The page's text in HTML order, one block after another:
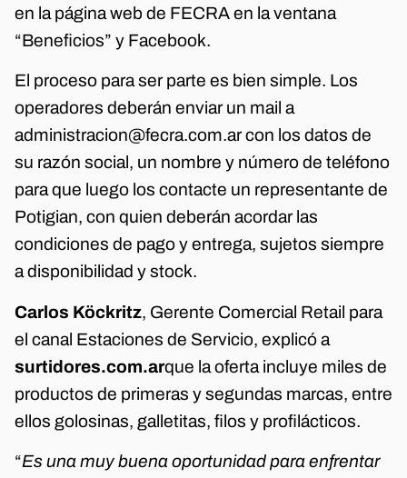
en la página web de FECRA en la ventana
“Beneficios” y Facebook.
El proceso para ser parte es bien simple. Los
operadores deberán enviar un mail a
administracion@fecra.com.ar con los datos de
su razón social, un nombre y número de teléfono
para que luego los contacte un representante de
Potigian, con quien deberán acordar las
condiciones de pago y entrega, sujetos siempre
a disponibilidad y stock.
Carlos Köckritz, Gerente Comercial Retail para
el canal Estaciones de Servicio, explicó a
surtidores.com.arque la oferta incluye miles de
productos de primeras y segundas marcas, entre
ellos golosinas, galletitas, filos y profilácticos.
“Es una muy buena oportunidad para enfrentar